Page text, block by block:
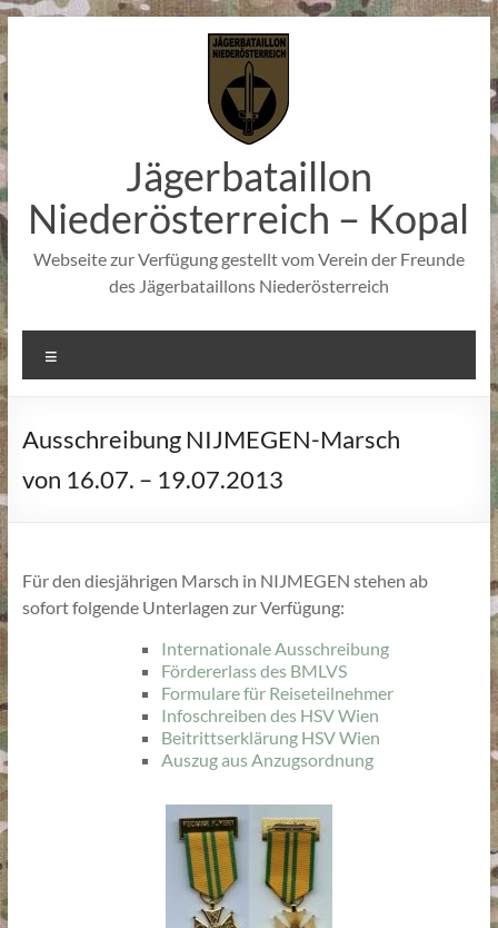
Zum
springen
Jägerbataillon
Niederösterreich – Kopal
Webseite zur Verfügung gestellt vom Verein der Freunde
des Jägerbataillons Niederösterreich
Ausschreibung NIJMEGEN-Marsch
von 16.07. – 19.07.2013
Für den diesjährigen Marsch in NIJMEGEN stehen ab
sofort folgende Unterlagen zur Verfügung:
Internationale Ausschreibung
Fördererlass des BMLVS
Formulare für Reiseteilnehmer
Infoschreiben des HSV Wien
Beitrittserklärung HSV Wien
Auszug aus Anzugsordnung